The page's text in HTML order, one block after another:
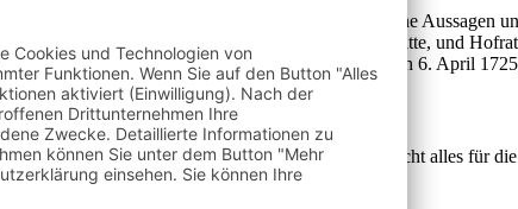
des Jahres 1725. Abschließend überprüfte ich meine Aussagen
die Herrschaft über Mettenheim 1709 erworben hatte, und
Brand zerstört wurde“. Die Urkunde ist auf den 6. April
als Fälschung zu erkennen. Auch inhaltlich spricht alles für